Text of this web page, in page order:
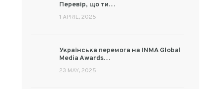
Перевір, що ти…
1 APRIL, 2025
Українська перемога на INMA Global
Media Awards…
23 MAY, 2025